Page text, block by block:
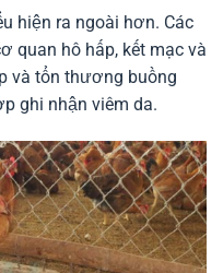
hiện ra ngoài hơn. Các
quan hô hấp, kết mạc và
và tổn thương buồng
ghi nhận viêm da.